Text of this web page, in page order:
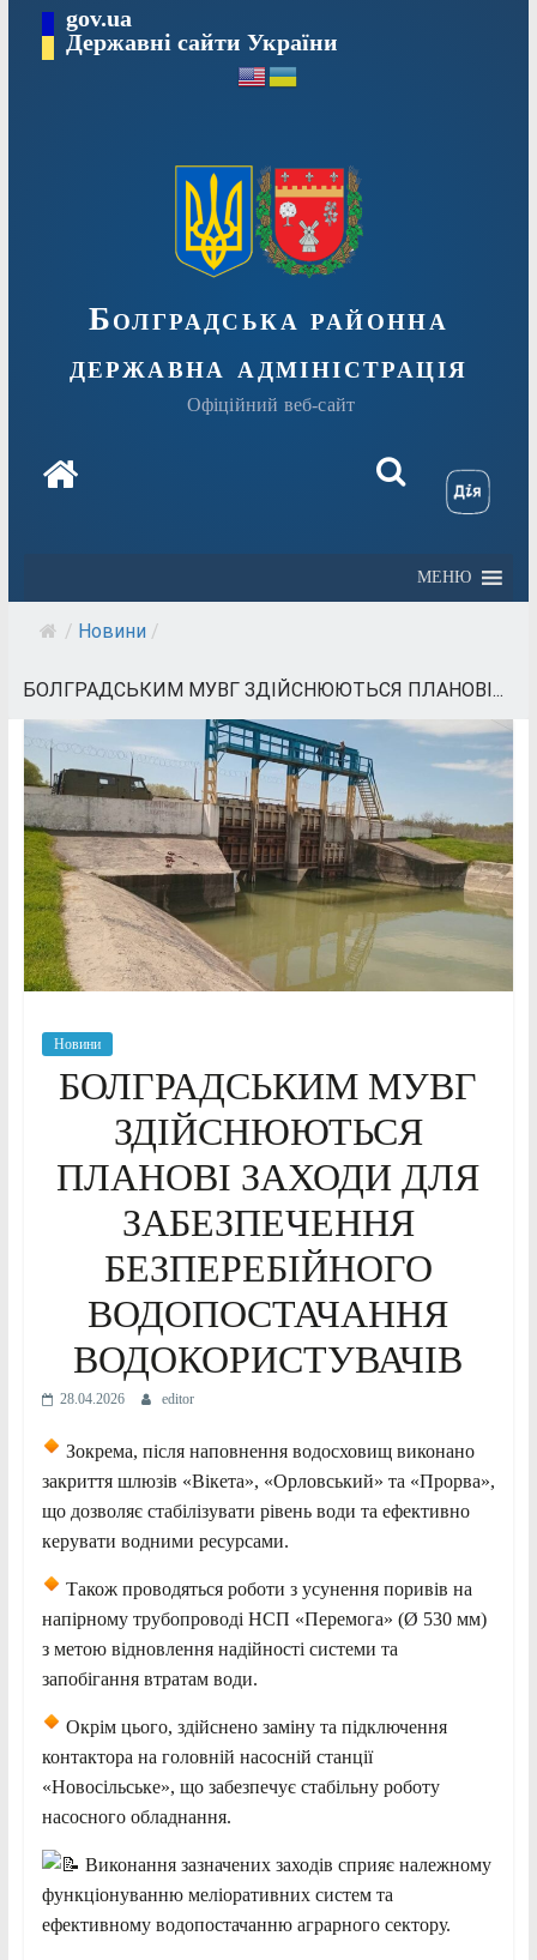
Перейтиgov.ua
Державні сайти України
Болградська районна
державна адміністрація
Офіційний веб-сайт
МЕНЮ
/ Новини /
БОЛГРАДСЬКИМ МУВГ ЗДІЙСНЮЮТЬСЯ ПЛАНОВІ...
Новини
БОЛГРАДСЬКИМ МУВГ
ЗДІЙСНЮЮТЬСЯ
ПЛАНОВІ ЗАХОДИ ДЛЯ
ЗАБЕЗПЕЧЕННЯ
БЕЗПЕРЕБІЙНОГО
ВОДОПОСТАЧАННЯ
ВОДОКОРИСТУВАЧІВ
28.04.2026 editor
Зокрема, після наповнення водосховищ виконано
закриття шлюзів «Вікета», «Орловський» та «Прорва»,
що дозволяє стабілізувати рівень води та ефективно
керувати водними ресурсами.
Також проводяться роботи з усунення поривів на
напірному трубопроводі НСП «Перемога» (Ø 530 мм)
з метою відновлення надійності системи та
запобігання втратам води.
Окрім цього, здійснено заміну та підключення
контактора на головній насосній станції
«Новосільське», що забезпечує стабільну роботу
насосного обладнання.
Виконання зазначених заходів сприяє належному
функціонуванню меліоративних систем та
ефективному водопостачанню аграрного сектору.